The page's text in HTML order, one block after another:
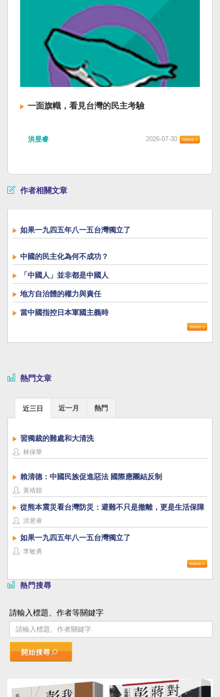
一面旗幟，看見台灣的民主考驗
洪昱睿 2026-07-30
作者相關文章
如果一九四五年八一五台灣獨立了
中國的民主化為何不成功？
「中國人」並非都是中國人
地方自治體的權力與責任
當中國指控日本軍國主義時
熱門文章
近三日 近一月 熱門
習獨裁的難處和大清洗
林保華
賴清德：中國民族促進惡法 國際應團結反制
黃靖媗
從熊本震災看台灣防災：避難不只是撤離，更是生活保障
洪昱睿
如果一九四五年八一五台灣獨立了
李敏勇
熱門搜尋
請輸入標題、作者等關鍵字
開始搜尋